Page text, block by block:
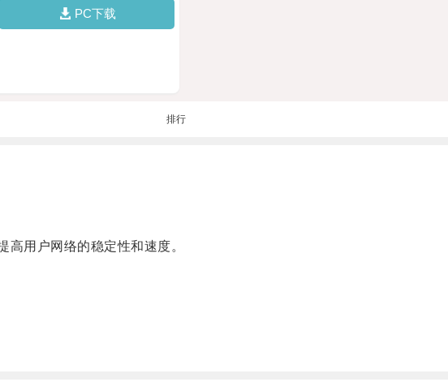
PC下载
排行
用户网络的稳定性和速度。